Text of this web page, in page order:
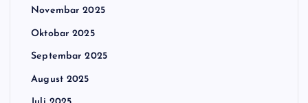
Novembar 2025
Oktobar 2025
Septembar 2025
August 2025